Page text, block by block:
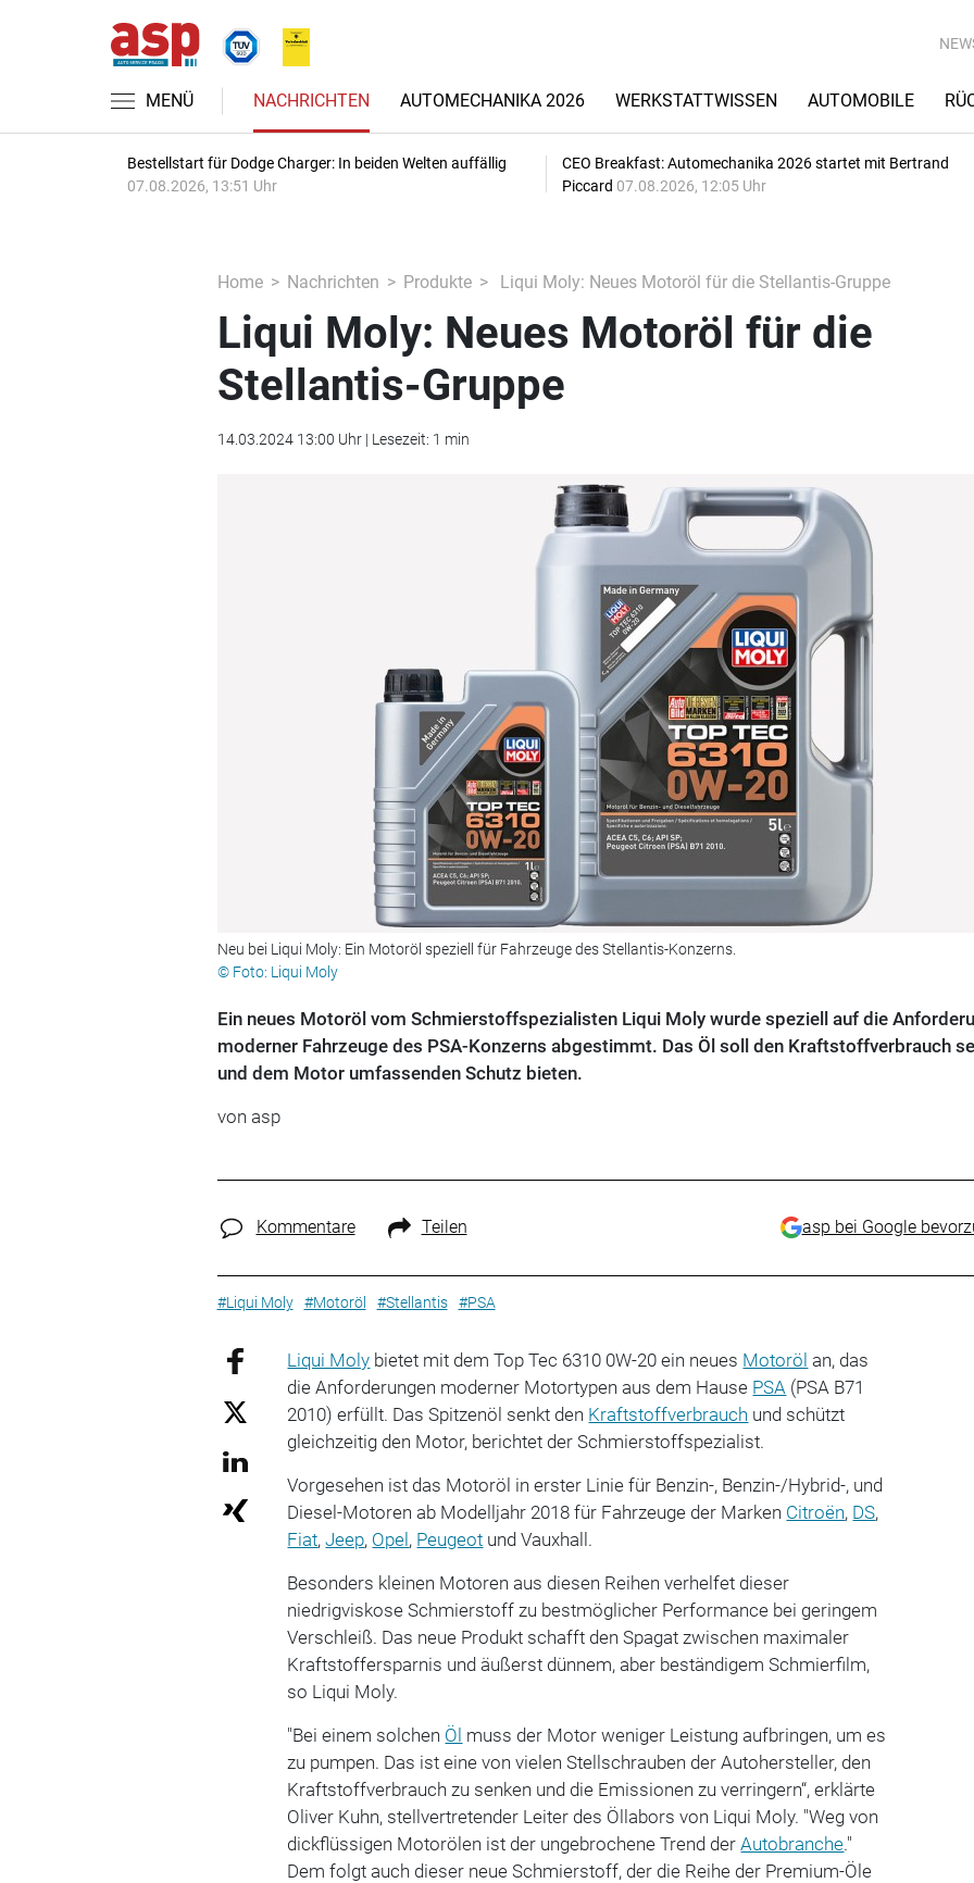
MENÜ NACHRICHTEN AUTOMECHANIKA 2026 WERKSTATTWISSEN AUTOMOBILE
Bestellstart für Dodge Charger: In beiden Welten auffällig
07.08.2026, 13:51 Uhr
CEO Breakfast: Automechanika 2026 startet mit Bertrand
Piccard 07.08.2026, 12:05 Uhr
Home Nachrichten Produkte Liqui Moly: Neues Motoröl für die Stellantis-Gruppe
Liqui Moly: Neues Motoröl für die
Stellantis-Gruppe
14.03.2024 13:00 Uhr | Lesezeit: 1 min
Neu bei Liqui Moly: Ein Motoröl speziell für Fahrzeuge des Stellantis-Konzerns.
© Foto: Liqui Moly
Ein neues Motoröl vom Schmierstoffspezialisten Liqui Moly wurde speziell auf die
moderner Fahrzeuge des PSA-Konzerns abgestimmt. Das Öl soll den Kraftstoffverbrauch
und dem Motor umfassenden Schutz bieten.
von asp
Kommentare Teilen asp bei Google
#Liqui Moly #Motoröl #Stellantis #PSA
Liqui Moly bietet mit dem Top Tec 6310 0W-20 ein neues Motoröl an, das
die Anforderungen moderner Motortypen aus dem Hause PSA (PSA B71
2010) erfüllt. Das Spitzenöl senkt den Kraftstoffverbrauch und schützt
gleichzeitig den Motor, berichtet der Schmierstoffspezialist.
Vorgesehen ist das Motoröl in erster Linie für Benzin-, Benzin-/Hybrid-, und
Diesel-Motoren ab Modelljahr 2018 für Fahrzeuge der Marken Citroën, DS,
Fiat,Jeep, Opel, Peugeot und Vauxhall.
Besonders kleinen Motoren aus diesen Reihen verhelfet dieser
niedrigviskose Schmierstoff zu bestmöglicher Performance bei geringem
Verschleiß. Das neue Produkt schafft den Spagat zwischen maximaler
Kraftstoffersparnis und äußerst dünnem, aber beständigem Schmierfilm,
so Liqui Moly.
"Bei einem solchen Öl muss der Motor weniger Leistung aufbringen, um es
zu pumpen. Das ist eine von vielen Stellschrauben der Autohersteller, den
Kraftstoffverbrauch zu senken und die Emissionen zu verringern“, erklärte
Oliver Kuhn, stellvertretender Leiter des Öllabors von Liqui Moly. "Weg von
dickflüssigen Motorölen ist der ungebrochene Trend derAutobranche."
Dem folgt auch dieser neue Schmierstoff, der die Reihe der Premium-Öle